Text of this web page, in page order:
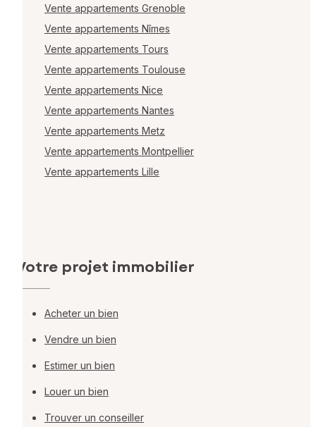
Vente appartements Grenoble
Vente appartements Nîmes
Vente appartements Tours
Vente appartements Toulouse
Vente appartements Nice
Vente appartements Nantes
Vente appartements Metz
Vente appartements Montpellier
Vente appartements Lille
Votre projet immobilier
Acheter un bien
Vendre un bien
Estimer un bien
Louer un bien
Trouver un conseiller